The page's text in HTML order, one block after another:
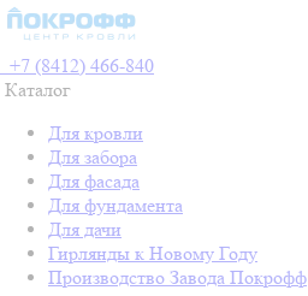
+7 (8412) 466-840
Каталог
Для кровли
Для забора
Для фасада
Для фундамента
Для дачи
Гирлянды к Новому Году
Производство Завода Покрофф